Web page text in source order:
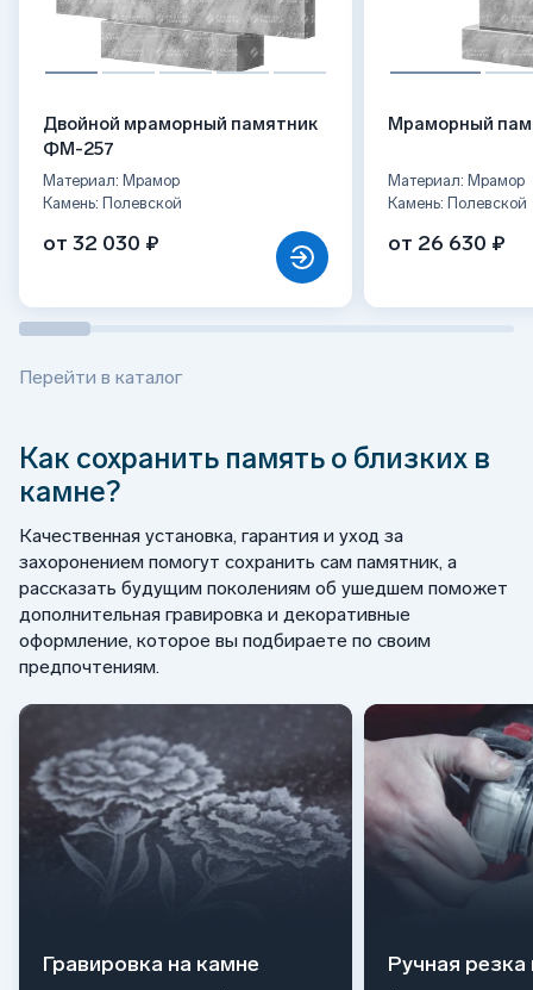
Двойной мраморный памятник
ФМ-257
Материал: Мрамор
Камень: Полевской
от 32 030 ₽
Мраморный
Материал: Мрамор
Камень: Полевской
от 26 630 ₽
Перейти в каталог
Как сохранить память о близких в
камне?
Качественная установка, гарантия и уход за
захоронением помогут сохранить сам памятник, а
рассказать будущим поколениям об ушедшем поможет
дополнительная гравировка и декоративные
оформление, которое вы подбираете по своим
предпочтениям.
Гравировка на камне Ручная